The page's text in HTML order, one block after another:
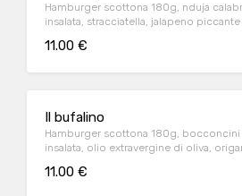
Hamburger scottona 180g, nduja
insalata, stracciatella, jalapeno piccante
11.00 €
Il bufalino
Hamburger scottona 180g,
insalata, olio extravergine di oliva,
11.00 €